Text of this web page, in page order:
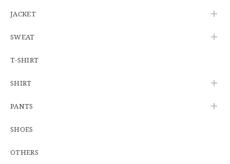
JACKET
SWEAT
T-SHIRT
SHIRT
PANTS
SHOES
OTHERS
【W34】POLO by Ralph Lauren POLO CHINO ポロチノ ラルフローレン ユーズド No.141